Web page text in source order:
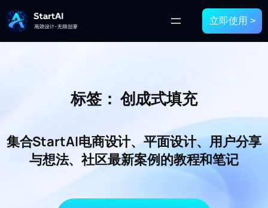
立即使用 >
标签： 创成式填充
集合StartAI电商设计、平面设计、用户分享
与想法、社区最新案例的教程和笔记